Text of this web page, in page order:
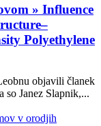
» Influence
Polyethylene
objavili članek
Janez Slapnik,...